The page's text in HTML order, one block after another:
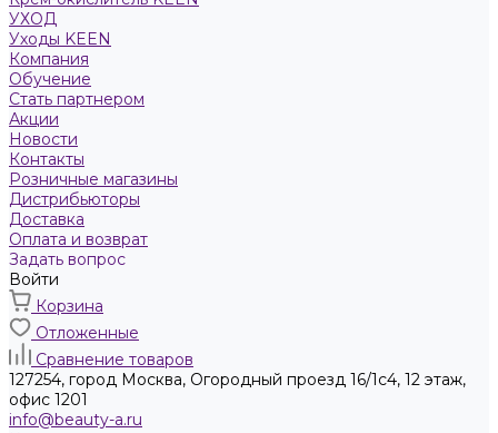
УХОД
Уходы KEEN
Компания
Обучение
Стать партнером
Акции
Новости
Контакты
Розничные магазины
Дистрибьюторы
Доставка
Оплата и возврат
Задать вопрос
Войти
Корзина
Отложенные
Сравнение товаров
127254, город Москва, Огородный проезд 16/1с4, 12 этаж,
офис 1201
info@beauty-a.ru